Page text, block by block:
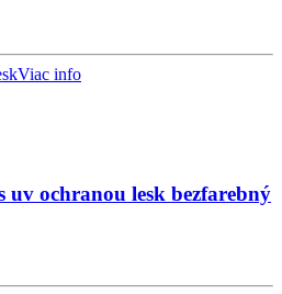
Viac info
ochranou lesk bezfarebný